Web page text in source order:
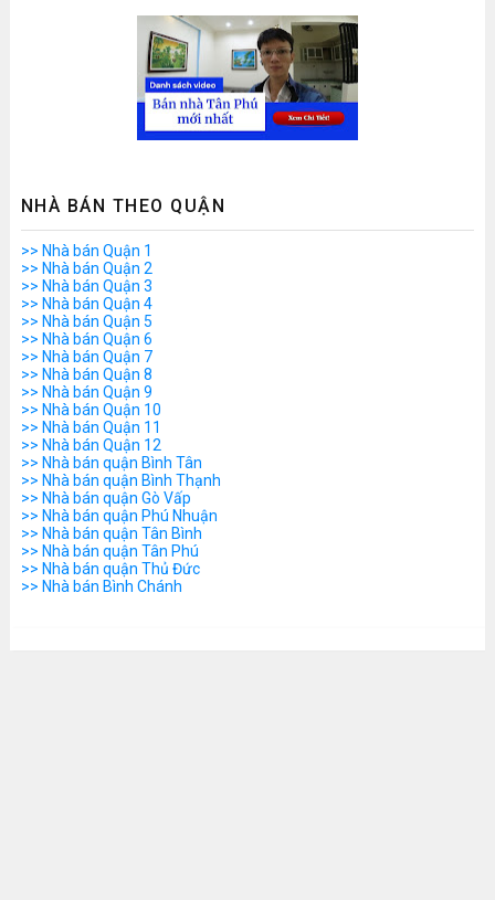
NHÀ BÁN THEO QUẬN
>> Nhà bán Quận 1
>> Nhà bán Quận 2
>> Nhà bán Quận 3
>> Nhà bán Quận 4
>> Nhà bán Quận 5
>> Nhà bán Quận 6
>> Nhà bán Quận 7
>> Nhà bán Quận 8
>> Nhà bán Quận 9
>> Nhà bán Quận 10
>> Nhà bán Quận 11
>> Nhà bán Quận 12
>> Nhà bán quận Bình Tân
>> Nhà bán quận Bình Thạnh
>> Nhà bán quận Gò Vấp
>> Nhà bán quận Phú Nhuận
>> Nhà bán quận Tân Bình
>> Nhà bán quận Tân Phú
>> Nhà bán quận Thủ Đức
>> Nhà bán Bình Chánh